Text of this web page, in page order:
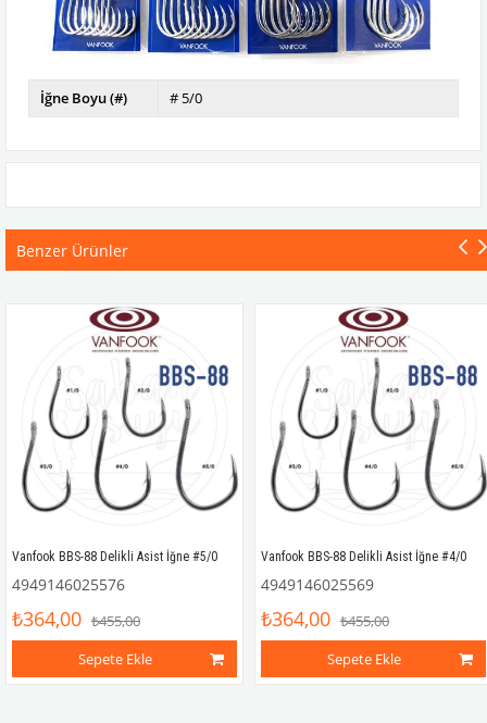
İğne Boyu (#) # 5/0
Benzer Ürünler
Vanfook BBS-88 Delikli Asist İğne #5/0
4949146025576
₺364,00 ₺455,00
Sepete Ekle
Vanfook BBS-88 Delikli Asist İğne #4/0
4949146025569
₺364,00 ₺455,00
Sepete Ekle